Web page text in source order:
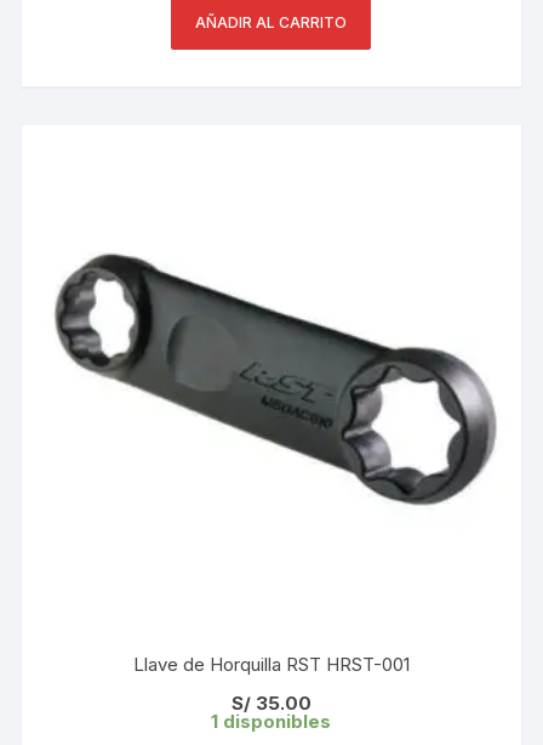
AÑADIR AL CARRITO
Llave de Horquilla RST HRST-001
S/35.00
1 disponibles